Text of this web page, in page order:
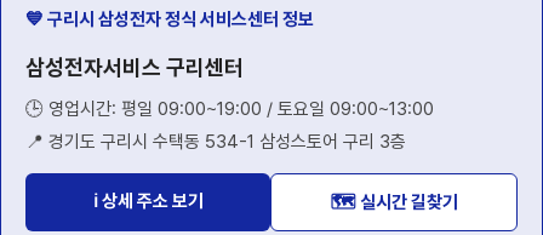
💙 구리시 삼성전자 정식 서비스센터 정보
삼성전자서비스 구리센터
🕒 영업시간: 평일 09:00~19:00 / 토요일 09:00~13:00
📍 경기도 구리시 수택동 534-1 삼성스토어 구리 3층
ℹ️ 상세 주소 보기 🗺️ 실시간 길찾기